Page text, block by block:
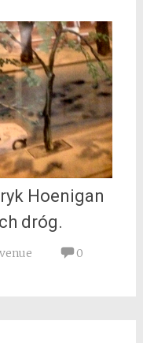
Hoenigan
dróg.
0